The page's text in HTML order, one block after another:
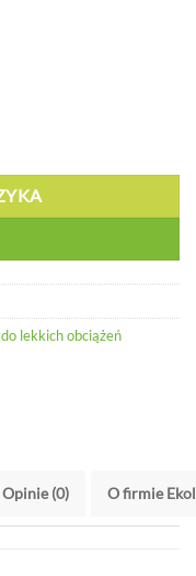
lekkich obciążeń
Opinie (0) O firmie